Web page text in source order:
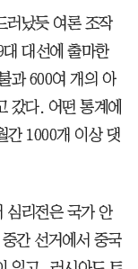
러났듯 여론 조작
대선에 출마한
과 600여 개의 아
갔다. 어떤 통계에
간 1000개 이상 댓
심리전은 국가 안
간 선거에서 중국